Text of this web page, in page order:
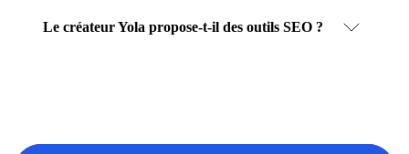
Le créateur Yola propose-t-il des outils SEO ?